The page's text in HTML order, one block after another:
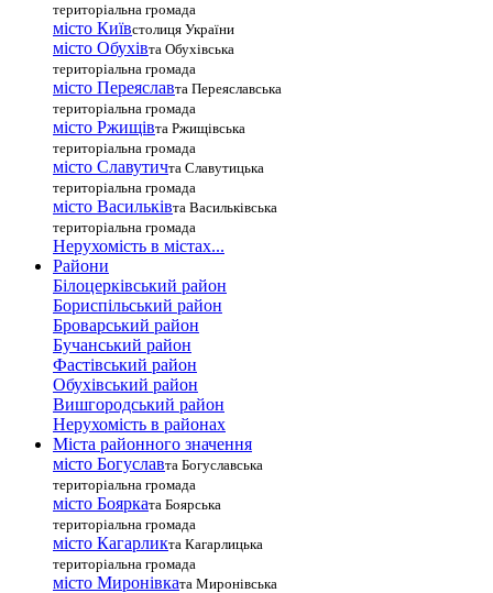
територіальна громада
місто Київстолиця України
місто Обухівта Обухівська
територіальна громада
місто Переяславта Переяславська
територіальна громада
місто Ржищівта Ржищівська
територіальна громада
місто Славутичта Славутицька
територіальна громада
місто Василькiвта Васильківська
територіальна громада
Нерухомість в містах...
Райони
Білоцерківський район
Бориспільський район
Броварський район
Бучанський район
Фастівський район
Обухівський район
Вишгородський район
Нерухомість в районах
Міста районного значення
місто Богуславта Богуславська
територіальна громада
місто Боярката Боярська
територіальна громада
місто Кагарликта Кагарлицька
територіальна громада
місто Миронівката Миронівська